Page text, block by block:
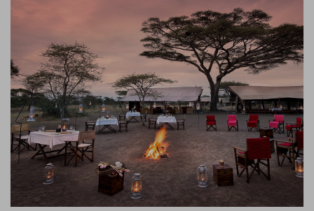
Sofitel Legend Metropole Hanoi,
cảm quan về một điểm đến
06/08/2018
Rosewood Luang Prabang, sự xa
xỉ hòa với vẻ đẹp của núi rừng
01/08/2018
Chào mừng tới với Four Seasons